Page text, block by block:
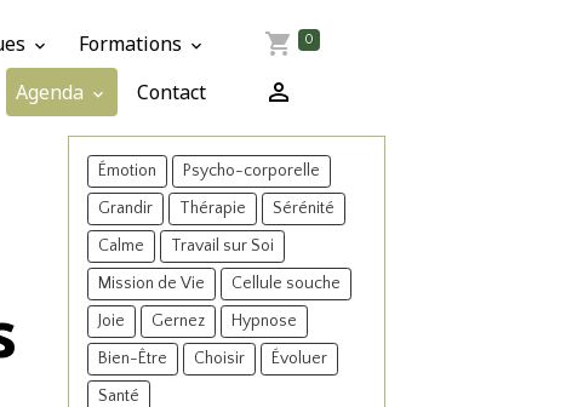
Formations
Agenda
Contact
0
Émotion
Psycho-corporelle
Grandir
Thérapie
Sérénité
Calme
Travail sur Soi
Mission de Vie
Cellule souche
Joie
Gernez
Hypnose
Bien-Être
Choisir
Évoluer
Santé